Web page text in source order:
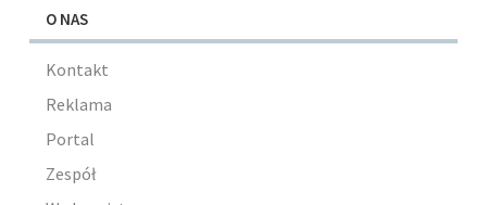
O NAS
Kontakt
Reklama
Portal
Zespół